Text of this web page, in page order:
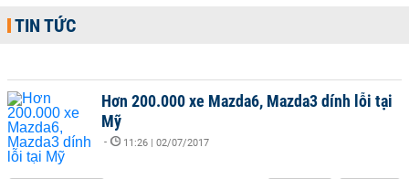
TIN TỨC
Hơn 200.000 xe Mazda6, Mazda3 dính lỗi tại
Mỹ
- 11:26 | 02/07/2017